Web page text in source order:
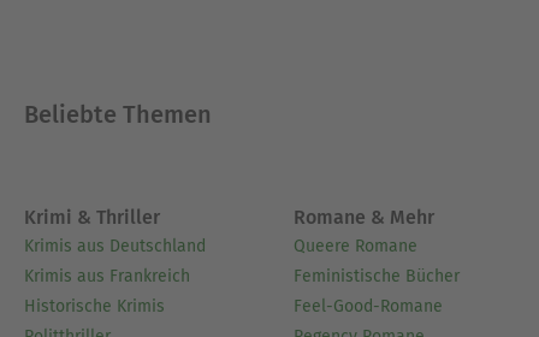
Beliebte Themen
Krimi & Thriller
Krimis aus Deutschland
Krimis aus Frankreich
Historische Krimis
Romane & Mehr
Queere Romane
Feministische Bücher
Feel-Good-Romane